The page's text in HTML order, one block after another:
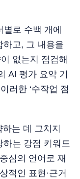
별로 수백 개에
하고, 그 내용을
없는지 점검해
AI 평가 요약 기
러한 ‘수작업 점
는 데 그치지
는 강점 키워드
심의 언어로 재
적인 표현·근거